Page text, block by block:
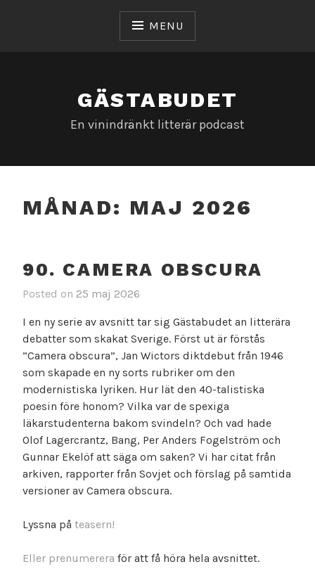
MENU
GÄSTABUDET
En vinindränkt litterär podcast
MÅNAD: MAJ 2026
90. CAMERA OBSCURA
Posted on 25 maj 2026
I en ny serie av avsnitt tar sig Gästabudet an litterära
debatter som skakat Sverige. Först ut är förstås
”Camera obscura”, Jan Wictors diktdebut från 1946
som skapade en ny sorts rubriker om den
modernistiska lyriken. Hur lät den 40-talistiska
poesin före honom? Vilka var de spexiga
läkarstudenterna bakom svindeln? Och vad hade
Olof Lagercrantz, Bang, Per Anders Fogelström och
Gunnar Ekelöf att säga om saken? Vi har citat från
arkiven, rapporter från Sovjet och förslag på samtida
versioner av Camera obscura.
Lyssna på teasern!
Eller prenumerera för att få höra hela avsnittet.